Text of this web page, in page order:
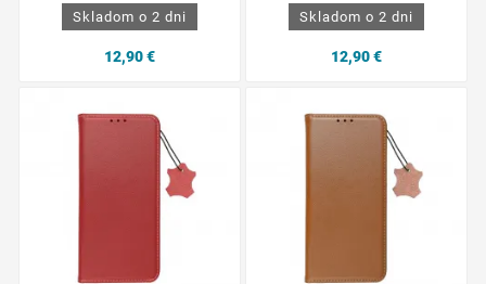
Skladom o 2 dni
12,90 €
Skladom o 2 dni
12,90 €